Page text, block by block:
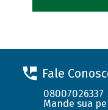
Fale
08007026337
Mande sua